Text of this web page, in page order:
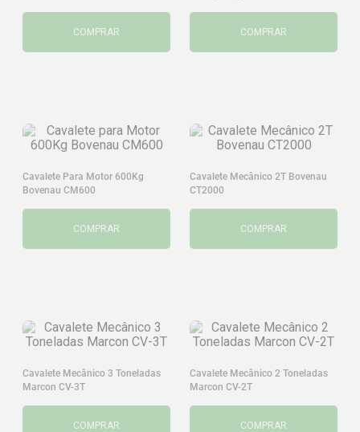
COMPRAR COMPRAR
Cavalete Para Motor 600Kg
Bovenau CM600
COMPRAR
Cavalete Mecânico 2T Bovenau
CT2000
COMPRAR
Cavalete Mecânico 3 Toneladas
Marcon CV-3T
COMPRAR
Cavalete Mecânico 2 Toneladas
Marcon CV-2T
COMPRAR